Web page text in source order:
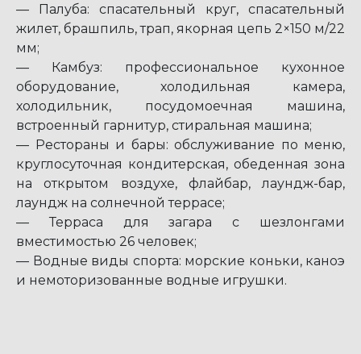
— Палуба: спасательный круг, спасательный
жилет, брашпиль, трап, якорная цепь 2×150 м/22
мм;
— Камбуз: профессиональное кухонное
оборудование, холодильная камера,
холодильник, посудомоечная машина,
встроенный гарнитур, стиральная машина;
— Рестораны и бары: обслуживание по меню,
круглосуточная кондитерская, обеденная зона
на открытом воздухе, флайбар, лаундж-бар,
лаундж на солнечной террасе;
— Терраса для загара с шезлонгами
вместимостью 26 человек;
— Водные виды спорта: морские коньки, каноэ
и немоторизованные водные игрушки.